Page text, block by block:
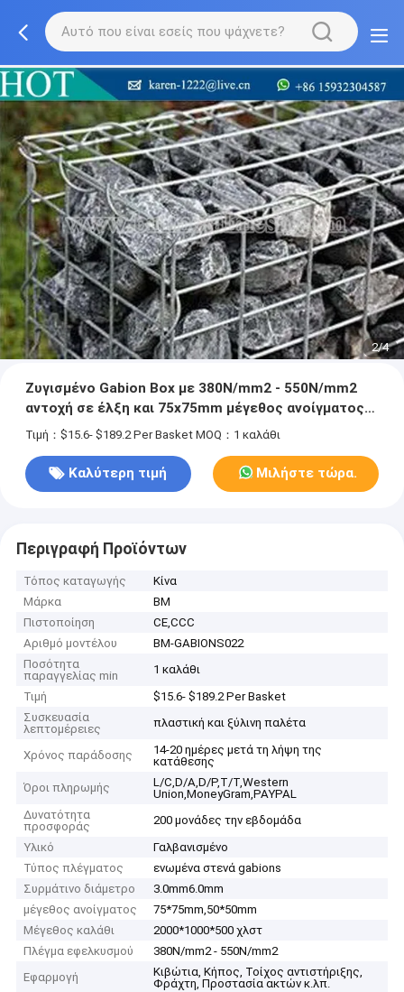
2/4
Ζυγισμένο Gabion Box με 380N/mm2 - 550N/mm2
αντοχή σε έλξη και 75x75mm μέγεθος ανοίγματος
για τοίχους υποστήριξης
Τιμή：$15.6- $189.2 Per Basket MOQ：1 καλάθι
Καλύτερη τιμή Μιλήστε τώρα.
Περιγραφή Προϊόντων
Τόπος καταγωγής
Κίνα
Μάρκα
BM
Πιστοποίηση
CE,CCC
Αριθμό μοντέλου
BM-GABIONS022
Ποσότητα
παραγγελίας min
1 καλάθι
Τιμή
$15.6- $189.2 Per Basket
Συσκευασία
λεπτομέρειες
πλαστική και ξύλινη παλέτα
Χρόνος παράδοσης
14-20 ημέρες μετά τη λήψη της
κατάθεσης
Όροι πληρωμής
L/C,D/A,D/P,T/T,Western
Union,MoneyGram,PAYPAL
Δυνατότητα
προσφοράς
200 μονάδες την εβδομάδα
Υλικό
Γαλβανισμένο
Τύπος πλέγματος
ενωμένα στενά gabions
Συρμάτινο διάμετρο
3.0mm6.0mm
μέγεθος ανοίγματος
75*75mm,50*50mm
Μέγεθος καλάθι
2000*1000*500 χλστ
Πλέγμα εφελκυσμού
380N/mm2 - 550N/mm2
Εφαρμογή
Κιβώτια, Κήπος, Τοίχος αντιστήριξης,
Φράχτη, Προστασία ακτών κ.λπ.